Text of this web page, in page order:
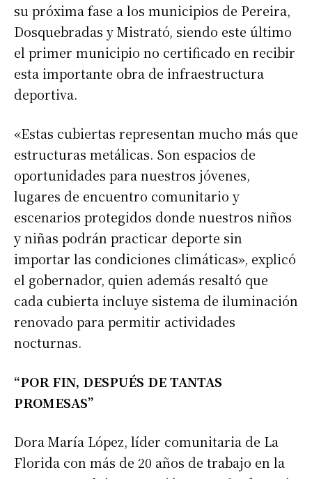
su próxima fase a los municipios de Pereira,
Dosquebradas y Mistrató, siendo este último
el primer municipio no certificado en recibir
esta importante obra de infraestructura
deportiva.
«Estas cubiertas representan mucho más que
estructuras metálicas. Son espacios de
oportunidades para nuestros jóvenes,
lugares de encuentro comunitario y
escenarios protegidos donde nuestros niños
y niñas podrán practicar deporte sin
importar las condiciones climáticas», explicó
el gobernador, quien además resaltó que
cada cubierta incluye sistema de iluminación
renovado para permitir actividades
nocturnas.
“POR FIN, DESPUÉS DE TANTAS
PROMESAS”
Dora María López, líder comunitaria de La
Florida con más de 20 años de trabajo en la